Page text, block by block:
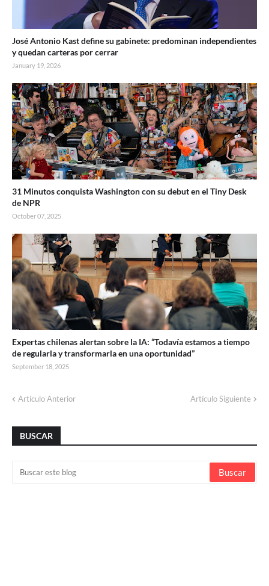
José Antonio Kast define su gabinete: predominan independientes
y quedan carteras por cerrar
January 19, 2026
31 Minutos conquista Washington con su debut en el Tiny Desk
de NPR
October 07, 2025
Expertas chilenas alertan sobre la IA: “Todavía estamos a tiempo
de regularla y transformarla en una oportunidad”
September 18, 2025
Artículo Anterior Artículo Siguiente
BUSCAR